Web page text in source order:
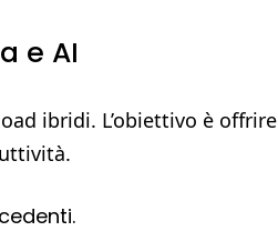
e AI
ibridi. L’obiettivo è offrire